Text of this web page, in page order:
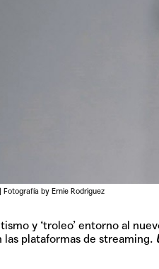
Fotografía by Ernie Rodriguez
y ‘troleo’ entorno al
las plataformas de streaming.